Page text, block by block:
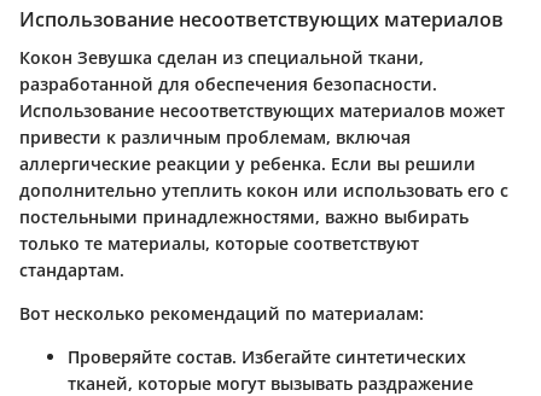
Использование несоответствующих материалов
Кокон Зевушка сделан из специальной ткани,
разработанной для обеспечения безопасности.
Использование несоответствующих материалов может
привести к различным проблемам, включая
аллергические реакции у ребенка. Если вы решили
дополнительно утеплить кокон или использовать его с
постельными принадлежностями, важно выбирать
только те материалы, которые соответствуют
стандартам.
Вот несколько рекомендаций по материалам:
Проверяйте состав. Избегайте синтетических
тканей, которые могут вызывать раздражение